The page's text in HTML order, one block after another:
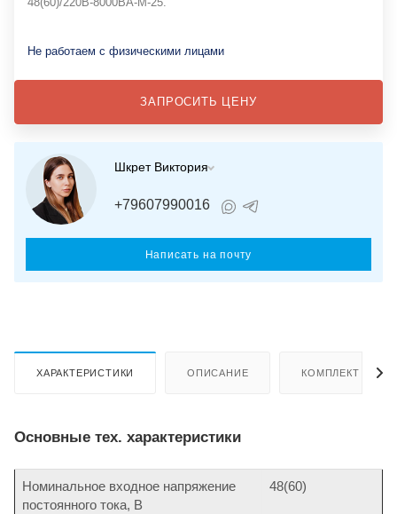
Не работаем с физическими лицами
ЗАПРОСИТЬ ЦЕНУ
Шкрет Виктория
+79607990016
Написать на почту
ХАРАКТЕРИСТИКИ ОПИСАНИЕ КОМПЛЕКТ
Основные тех. характеристики
Номинальное входное напряжение
постоянного тока, В
48(60)